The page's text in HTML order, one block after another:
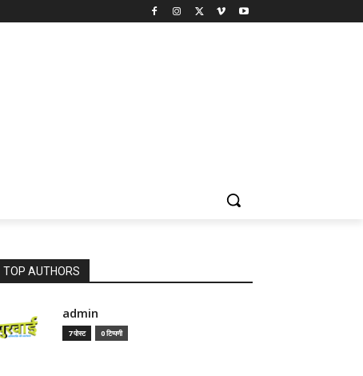
TOP AUTHORS
admin
7 पोस्ट 0 टिप्पणी